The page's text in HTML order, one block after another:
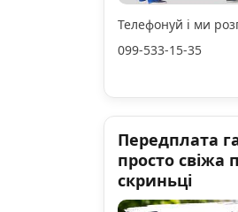
Телефонуй і ми
099-533-15-35
Передплата
просто свіжа
скриньці